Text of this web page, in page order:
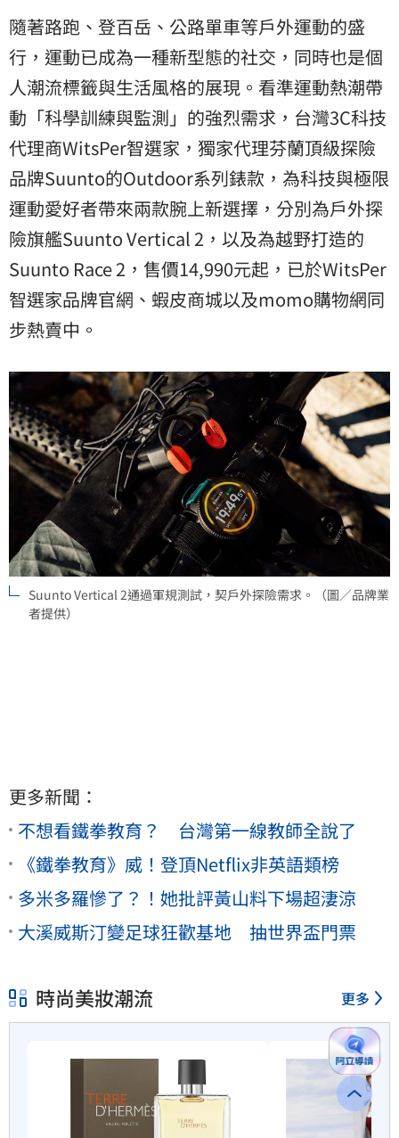
隨著路跑、登百岳、公路單車等戶外運動的盛
行，運動已成為一種新型態的社交，同時也是個
人潮流標籤與生活風格的展現。看準運動熱潮帶
動「科學訓練與監測」的強烈需求，台灣3C科技
代理商WitsPer智選家，獨家代理芬蘭頂級探險
品牌Suunto的Outdoor系列錶款，為科技與極限
運動愛好者帶來兩款腕上新選擇，分別為戶外探
險旗艦Suunto Vertical 2，以及為越野打造的
Suunto Race 2，售價14,990元起，已於WitsPer
智選家品牌官網、蝦皮商城以及momo購物網同
步熱賣中。
Suunto Vertical 2通過軍規測試，契戶外探險需求。（圖／品牌業
者提供）
更多新聞：
不想看鐵拳教育？ 台灣第一線教師全說了
《鐵拳教育》威！登頂Netflix非英語類榜
多米多羅慘了？！她批評黃山料下場超淒涼
大溪威斯汀變足球狂歡基地 抽世界盃門票
時尚美妝潮流 更多